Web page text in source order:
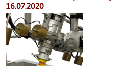
16.07.2020